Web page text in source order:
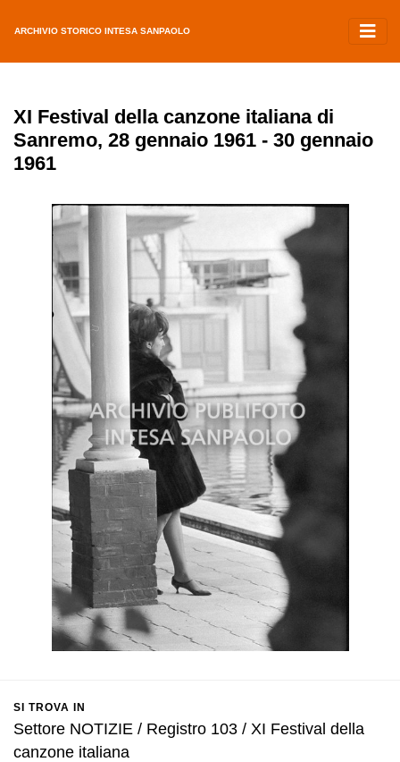
ARCHIVIO STORICO INTESA SANPAOLO
XI Festival della canzone italiana di
Sanremo, 28 gennaio 1961 - 30 gennaio
1961
SI TROVA IN
Settore NOTIZIE / Registro 103 / XI Festival della
canzone italiana